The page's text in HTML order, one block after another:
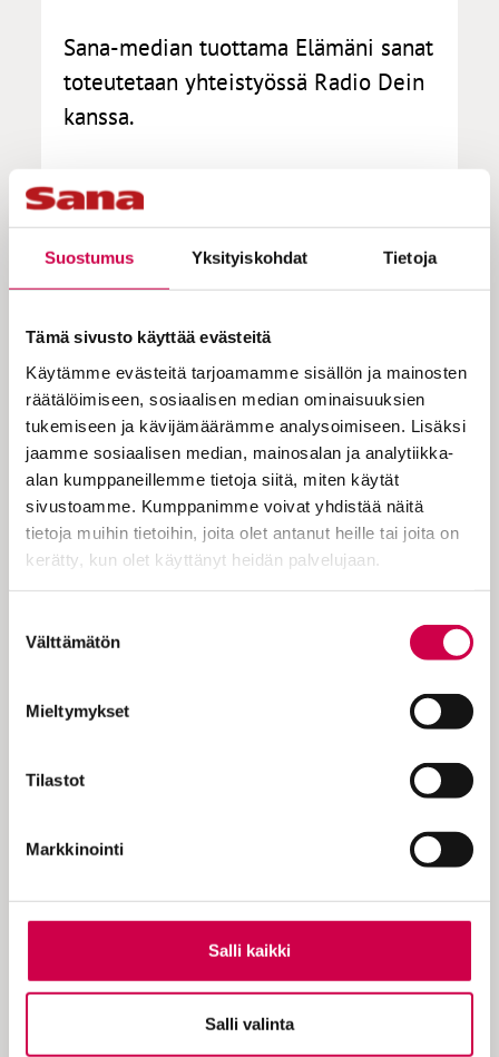
Suostumus Yksityiskohdat Tietoja
Tämä sivusto käyttää evästeitä
Käytämme evästeitä tarjoamamme sisällön ja mainosten
räätälöimiseen, sosiaalisen median ominaisuuksien
tukemiseen ja kävijämäärämme analysoimiseen. Lisäksi
jaamme sosiaalisen median, mainosalan ja analytiikka-
alan kumppaneillemme tietoja siitä, miten käytät
sivustoamme. Kumppanimme voivat yhdistää näitä
tietoja muihin tietoihin, joita olet antanut heille tai joita on
kerätty, kun olet käyttänyt heidän palvelujaan.
valinta
Välttämätön
Mieltymykset
Tilastot
Markkinointi
Salli kaikki
Salli valinta
Sana-median tuottama Elämäni sanat
toteutetaan yhteistyössä Radio Dein
kanssa.
Sana -media toteuttaa lokakuun alusta
monikanavaisen haastattelusarjan
otsikolla Elämäni sanat. Sarjan toimittaa
kulttuurielämään ja hengellisyyden
rajamailta tuttuja kasvoja.
Sarjan osat julkaistaan podcastina,Radio
Deinohjelmana sekä joidenkin
haastateltavien kohdalla kirjoitettuna
artikkelina.
– Elämäni sanat -ohjelmassa haastateltava
valitsee kahdeksan itselleen
kaikilla on mielenkiintoisia tarinoita
kerrottavanamme, ja valitut sanat toimivat
Enkenberg kertoo.
taajuuksilla sunnuntaisin lokakuun 6.
pituus on 45 minuuttia. Podcastit ovat
haastattelutilanne on elävä, eikä podcast
ole sidottu radion lähetysaikatauluun.
suunnattu jokaiselle, joka on kiinnostunut
toisten ihmisten elämän käännekohidsta.